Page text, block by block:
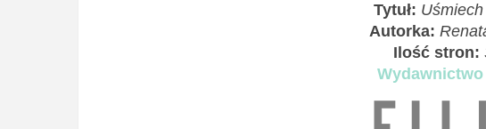
Tytuł: Uśmiech
Autorka:
Ilość stron:
Wydawnictwo